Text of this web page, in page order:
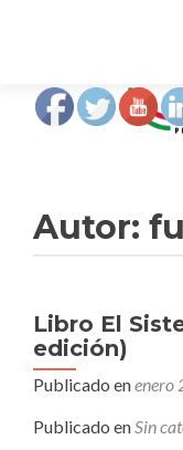
Autor:
Libro El
edición)
Publicado enenero
Publicado en Sin
de